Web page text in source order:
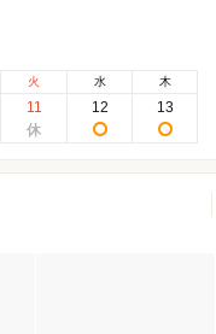
火
11
水
12
木
13